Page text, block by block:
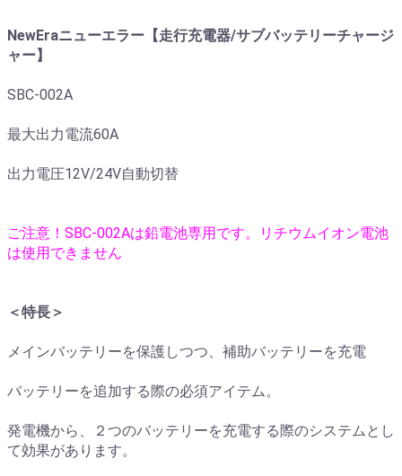
NewEraニューエラー【走行充電器/サブバッテリーチャージ
ャー】
SBC-002A
最大出力電流60A
出力電圧12V/24V自動切替
ご注意！SBC-002Aは鉛電池専用です。リチウムイオン電池
は使用できません
＜特長＞
メインバッテリーを保護しつつ、補助バッテリーを充電
バッテリーを追加する際の必須アイテム。
発電機から、２つのバッテリーを充電する際のシステムとし
て効果があります。